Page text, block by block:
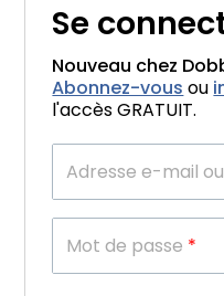
Se
Nouveau chez
Abonnez-vous ou
l'accès GRATUIT.
Adresse e-mail
Mot de passe *